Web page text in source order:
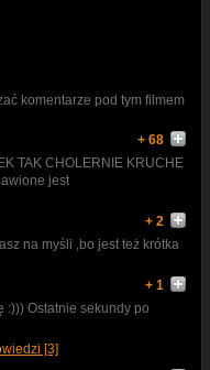
komentarze pod tym filmem
+ 68
TAK CHOLERNIE KRUCHE
jest
+ 2
na myśli ,bo jest też krótka
+ 1
:))) Ostatnie sekundy po
[3]